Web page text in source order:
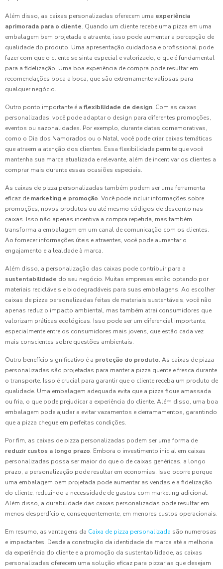
Além disso, as caixas personalizadas oferecem uma experiência
aprimorada para o cliente. Quando um cliente recebe uma pizza em uma
embalagem bem projetada e atraente, isso pode aumentar a percepção de
qualidade do produto. Uma apresentação cuidadosa e profissional pode
fazer com que o cliente se sinta especial e valorizado, o que é fundamental
para a fidelização. Uma boa experiência de compra pode resultar em
recomendações boca a boca, que são extremamente valiosas para
qualquer negócio.
Outro ponto importante é a flexibilidade de design. Com as caixas
personalizadas, você pode adaptar o design para diferentes promoções,
eventos ou sazonalidades. Por exemplo, durante datas comemorativas,
como o Dia dos Namorados ou o Natal, você pode criar caixas temáticas
que atraem a atenção dos clientes. Essa flexibilidade permite que você
mantenha sua marca atualizada e relevante, além de incentivar os clientes a
comprar mais durante essas ocasiões especiais.
As caixas de pizza personalizadas também podem ser uma ferramenta
eficaz de marketing e promoção. Você pode incluir informações sobre
promoções, novos produtos ou até mesmo códigos de desconto nas
caixas. Isso não apenas incentiva a compra repetida, mas também
transforma a embalagem em um canal de comunicação com os clientes.
Ao fornecer informações úteis e atraentes, você pode aumentar o
engajamento e a lealdade à marca.
Além disso, a personalização das caixas pode contribuir para a
sustentabilidade do seu negócio. Muitas empresas estão optando por
materiais recicláveis e biodegradáveis para suas embalagens. Ao escolher
caixas de pizza personalizadas feitas de materiais sustentáveis, você não
apenas reduz o impacto ambiental, mas também atrai consumidores que
valorizam práticas ecológicas. Isso pode ser um diferencial importante,
especialmente entre os consumidores mais jovens, que estão cada vez
mais conscientes sobre questões ambientais.
Outro benefício significativo é a proteção do produto. As caixas de pizza
personalizadas são projetadas para manter a pizza quente e fresca durante
o transporte. Isso é crucial para garantir que o cliente receba um produto de
qualidade. Uma embalagem adequada evita que a pizza fique amassada
ou fria, o que pode prejudicar a experiência do cliente. Além disso, uma boa
embalagem pode ajudar a evitar vazamentos e derramamentos, garantindo
que a pizza chegue em perfeitas condições.
Por fim, as caixas de pizza personalizadas podem ser uma forma de
reduzir custos a longo prazo. Embora o investimento inicial em caixas
personalizadas possa ser maior do que o de caixas genéricas, a longo
prazo, a personalização pode resultar em economias. Isso ocorre porque
uma embalagem bem projetada pode aumentar as vendas e a fidelização
do cliente, reduzindo a necessidade de gastos com marketing adicional.
Além disso, a durabilidade das caixas personalizadas pode resultar em
menos desperdício e, consequentemente, em menores custos operacionais.
Em resumo, as vantagens da Caixa de pizza personalizada são numerosas
e impactantes. Desde a construção da identidade da marca até a melhoria
da experiência do cliente e a promoção da sustentabilidade, as caixas
personalizadas oferecem uma solução eficaz para pizzarias que desejam